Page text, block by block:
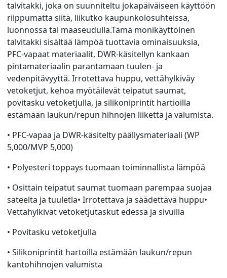
talvitakki, joka on suunniteltu jokapäiväiseen käyttöön
riippumatta siitä, liikutko kaupunkolosuhteissa,
luonnossa tai maaseudulla.Tämä monikäyttöinen
talvitakki sisältää lämpöä tuottavia ominaisuuksia,
PFC-vapaat materiaalit, DWR-käsitellyn kankaan
pintamateriaalin parantamaan tuulen- ja
vedenpitävyyttä. Irrotettava huppu, vettähylkiväy
vetoketjut, kehoa myötäilevät teipatut saumat,
povitasku vetoketjulla, ja silikoniprintit hartioilla
estämään laukun/repun hihnojen liikettä ja valumista.
• PFC-vapaa ja DWR-käsitelty päällysmateriaali (WP
5,000/MVP 5,000)
• Polyesteri toppays tuomaan toiminnallista lämpöä
• Osittain teipatut saumat tuomaan parempaa suojaa
sateelta ja tuuletla• Irrotettava ja säädettävä huppu•
Vettähylkivät vetoketjutaskut edessä ja sivuilla
• Povitasku vetoketjulla
• Silikoniprintit hartoilla estämään laukun/repun
kantohihnojen valumista